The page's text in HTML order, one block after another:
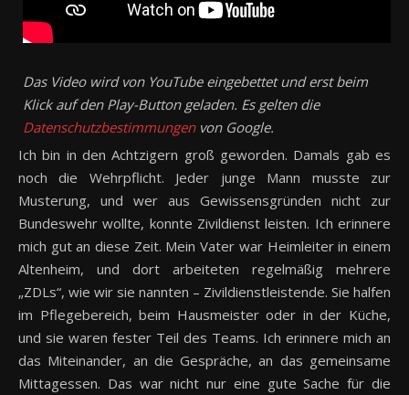
Das Video wird von YouTube eingebettet und erst beim
Klick auf den Play-Button geladen. Es gelten die
Datenschutzbestimmungenvon Google.
Ich bin in den Achtzigern groß geworden. Damals gab es
noch die Wehrpflicht. Jeder junge Mann musste zur
Musterung, und wer aus Gewissensgründen nicht zur
Bundeswehr wollte, konnte Zivildienst leisten. Ich erinnere
mich gut an diese Zeit. Mein Vater war Heimleiter in einem
Altenheim, und dort arbeiteten regelmäßig mehrere
„ZDLs“, wie wir sie nannten – Zivildienstleistende. Sie halfen
im Pflegebereich, beim Hausmeister oder in der Küche,
und sie waren fester Teil des Teams. Ich erinnere mich an
das Miteinander, an die Gespräche, an das gemeinsame
Mittagessen. Das war nicht nur eine gute Sache für die